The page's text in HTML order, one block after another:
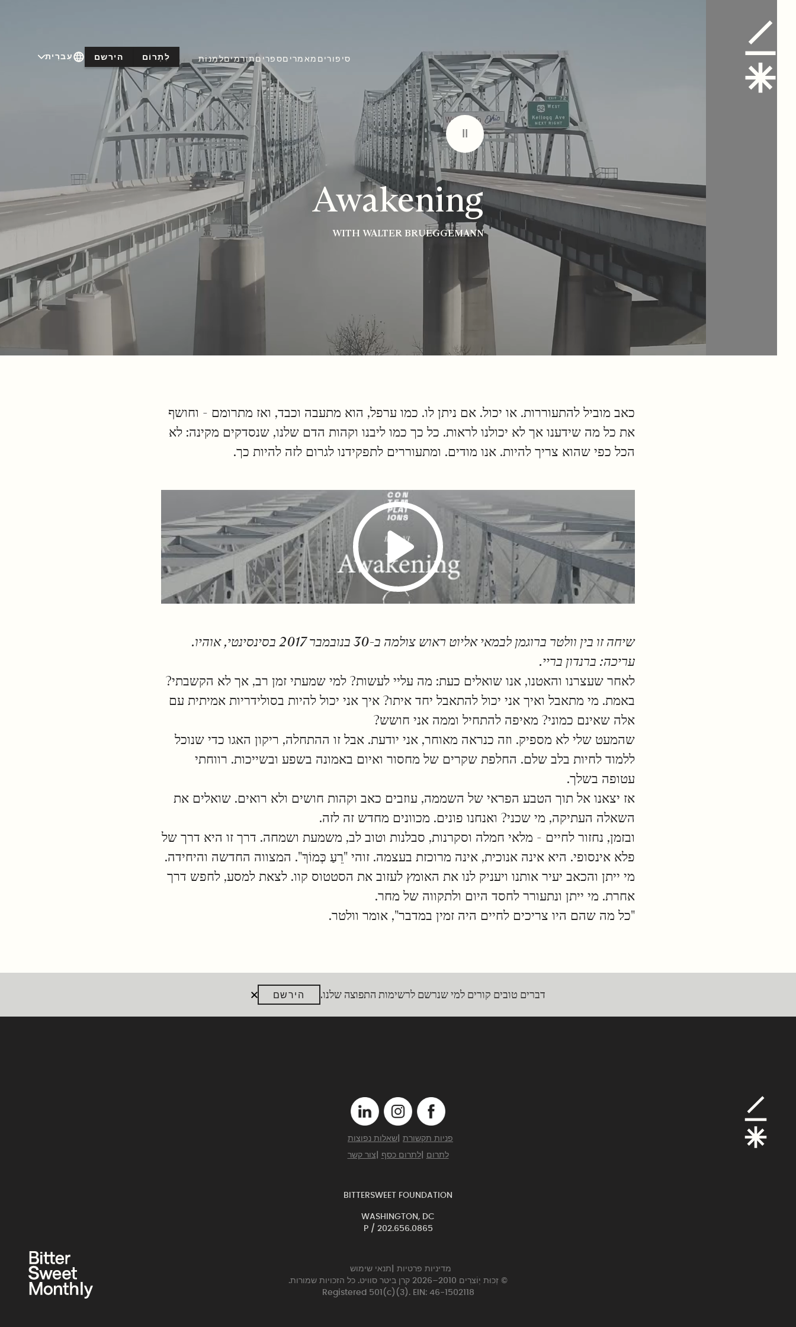
סיפורים מאמריםספרים תורמיםלְמַנוֹת לִתְרוֹם הירשם עִברִית
הִתעוֹרְרוּת
Awakening
WITH WALTER BRUEGGEMANN
כאב מוביל להתעוררות. או יכול. אם ניתן לו. כמו ערפל, הוא מתעבה וכבד, ואז מתרומם - וחושף
את כל מה שידענו אך לא יכולנו לראות. כל כך כמו ליבנו וקהות הדם שלנו, שנסדקים מקינה: לא
הכל כפי שהוא צריך להיות. אנו מודים. ומתעוררים לתפקידנו לגרום לזה להיות כך.
שיחה זו בין וולטר ברוגמן לבמאי אליוט ראוש צולמה ב-30 בנובמבר 2017 בסינסינטי, אוהיו.
עריכה: ברנדון בריי.
לאחר שעצרנו והאטנו, אנו שואלים כעת: מה עליי לעשות? למי שמעתי זמן רב, אך לא הקשבתי?
באמת. מי מתאבל ואיך אני יכול להתאבל יחד איתו? איך אני יכול להיות בסולידריות אמיתית עם
אלה שאינם כמוני? מאיפה להתחיל וממה אני חושש?
שהמעט שלי לא מספיק. וזה כנראה מאוחר, אני יודעת. אבל זו ההתחלה, ריקון האגו כדי שנוכל
ללמוד לחיות בלב שלם. החלפת שקרים של מחסור ואיום באמונה בשפע ובשייכות. רווחתי
עטופה בשלך.
אז יצאנו אל תוך הטבע הפראי של השממה, עוזבים כאב וקהות חושים ולא רואים. שואלים את
השאלה העתיקה, מי שכני? ואנחנו פונים. מכוונים מחדש זה לזה.
ובזמן, נחזור לחיים - מלאי חמלה וסקרנות, סבלנות וטוב לב, משמעת ושמחה. דרך זו היא דרך של
פלא אינסופי. היא אינה אנוכית, אינה מרוכזת בעצמה. זוהי "רֵעַ כְּמוֹךְ". המצווה החדשה והיחידה.
מי ייתן והכאב יעיר אותנו ויעניק לנו את האומץ לעזוב את הסטטוס קוו. לצאת למסע, לחפש דרך
אחרת. מי ייתן ונתעורר לחסד היום ולתקווה של מחר.
"כל מה שהם היו צריכים לחיים היה זמין במדבר", אומר וולטר.
דברים טובים קורים למי שנרשם לרשימות התפוצה שלנו. הירשם
פניות תקשורת
שאלות נפוצות
לתרום
|לתרום כסף צור קשר
BITTERSWEET FOUNDATION
WASHINGTON, DC
P / 202.656.0865
מדיניות פרטיות
תנאי שימוש
© זְכוּת יְוֹצרִים 2010–2026 קרן ביטר סוויט. כל הזכויות שמורות.
Registered 501(c)(3). EIN: 46-1502118